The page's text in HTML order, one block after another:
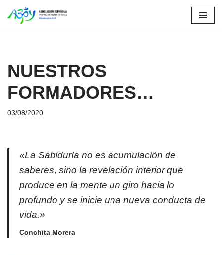
Saltar
NUESTROS
FORMADORES…
03/08/2020
«La Sabiduría no es acumulación de
saberes, sino la revelación interior que
produce en la mente un giro hacia lo
profundo y se inicie una nueva conducta de
vida.»
Conchita Morera